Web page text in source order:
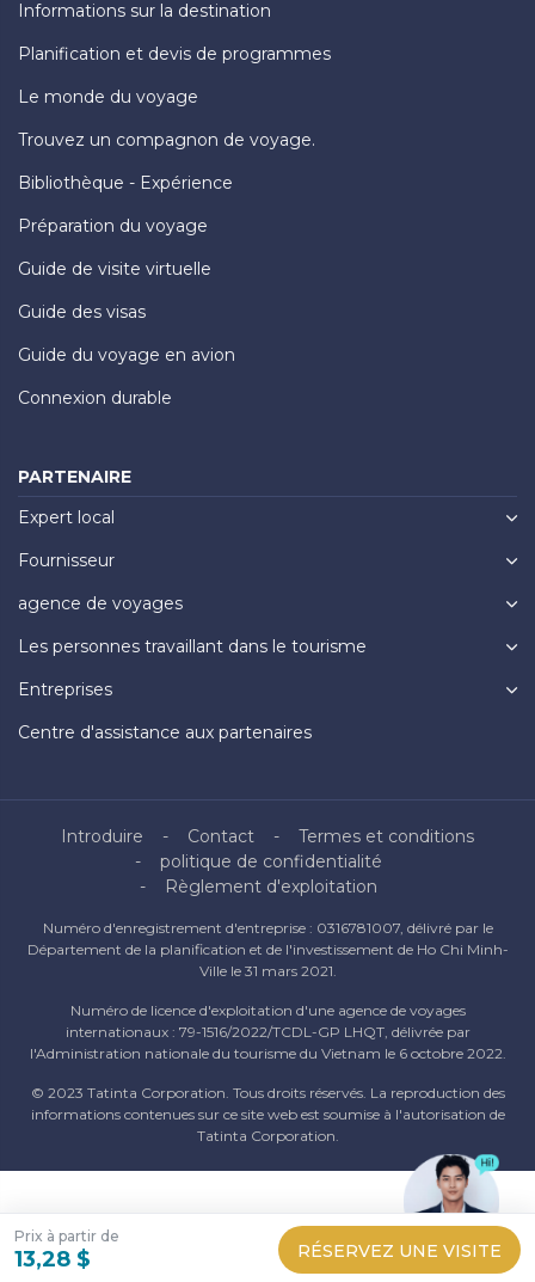
Prix ​​à partir de
13,28 $ RÉSERVEZ UNE VISITE
Informations sur la destination
Planification et devis de programmes
Le monde du voyage
Trouvez un compagnon de voyage.
Bibliothèque - Expérience
Préparation du voyage
Guide de visite virtuelle
Guide des visas
Guide du voyage en avion
Connexion durable
PARTENAIRE
Expert local
Fournisseur
agence de voyages
Les personnes travaillant dans le tourisme
Entreprises
Centre d'assistance aux partenaires
Introduire Contact
Termes et conditions
politique de confidentialité
Règlement d'exploitation
Numéro d'enregistrement d'entreprise : 0316781007, délivré par le
Département de la planification et de l'investissement de Ho Chi Minh-
Ville le 31 mars 2021.
Numéro de licence d'exploitation d'une agence de voyages
internationaux : 79-1516/2022/TCDL-GP LHQT, délivrée par
l'Administration nationale du tourisme du Vietnam le 6 octobre 2022.
© 2023 Tatinta Corporation. Tous droits réservés. La reproduction des
informations contenues sur ce site web est soumise à l'autorisation de
Tatinta Corporation.